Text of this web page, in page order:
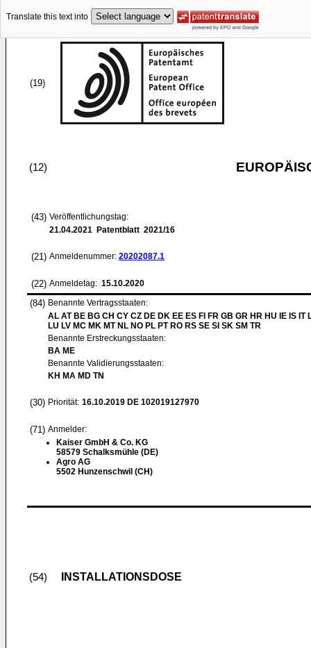
Translate this text into
(19)
(12)
(43) Veröffentlichungstag:
21.04.2021 Patentblatt 2021/16
(21) Anmeldenummer: 20202087.1
(22) Anmeldetag: 15.10.2020
(84) Benannte Vertragsstaaten:
AL AT BE BG CH CY CZ DE DK EE ES FI FR GB GR HR HU IE IS IT
LU LV MC MK MT NL NO PL PT RO RS SE SI SK SM TR
Benannte Erstreckungsstaaten:
BA ME
Benannte Validierungsstaaten:
KH MA MD TN
(30) Priorität: 16.10.2019 DE 102019127970
(71) Anmelder:
Kaiser GmbH & Co. KG
58579 Schalksmühle (DE)
Agro AG
5502 Hunzenschwil (CH)
(54) INSTALLATIONSDOSE